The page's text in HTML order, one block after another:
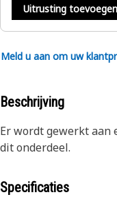
Uitrusting toevoegen
Meld u aan om uw
Beschrijving
Er wordt gewerkt aan
dit onderdeel.
Specificaties